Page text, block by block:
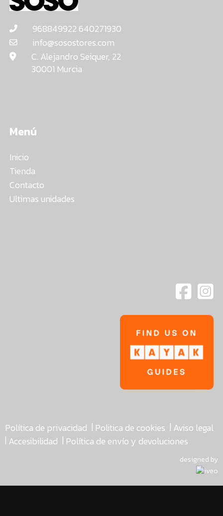
968849922 640271930
info@sosostores.com
C. Alejandro Seiquer, 22
30001 Murcia
Menú
Inicio
Tienda
Contacto
Ultimas unidades
Política de privacidad | Politica de cookies | Aviso legal
| Accesibilidad | Política de envío y devoluciones
designed by